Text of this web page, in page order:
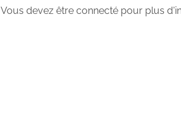
Vous devez être connecté pour plus